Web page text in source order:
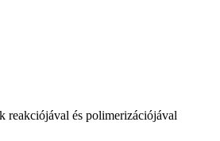
reakciójával és polimerizációjával